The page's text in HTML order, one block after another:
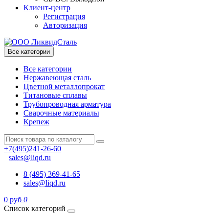
Клиент-центр
Регистрация
Авторизация
Все категории
Все категории
Нержавеющая сталь
Цветной металлопрокат
Титановые сплавы
Трубопроводная арматура
Сварочные материалы
Крепеж
+7(495)241-26-60
sales@liqd.ru
8 (495) 369-41-65
sales@liqd.ru
0 руб 0
Список категорий